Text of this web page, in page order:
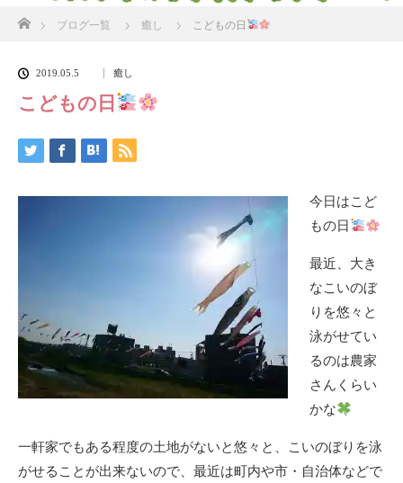
ブログ一覧 癒し こどもの日
2019.05.5 癒し
こどもの日
今日はこど
もの日
最近、大き
なこいのぼ
りを悠々と
泳がせてい
るのは農家
さんくらい
かな
一軒家でもある程度の土地がないと悠々と、こいのぼりを泳
がせることが出来ないので、最近は町内や市・自治体などで